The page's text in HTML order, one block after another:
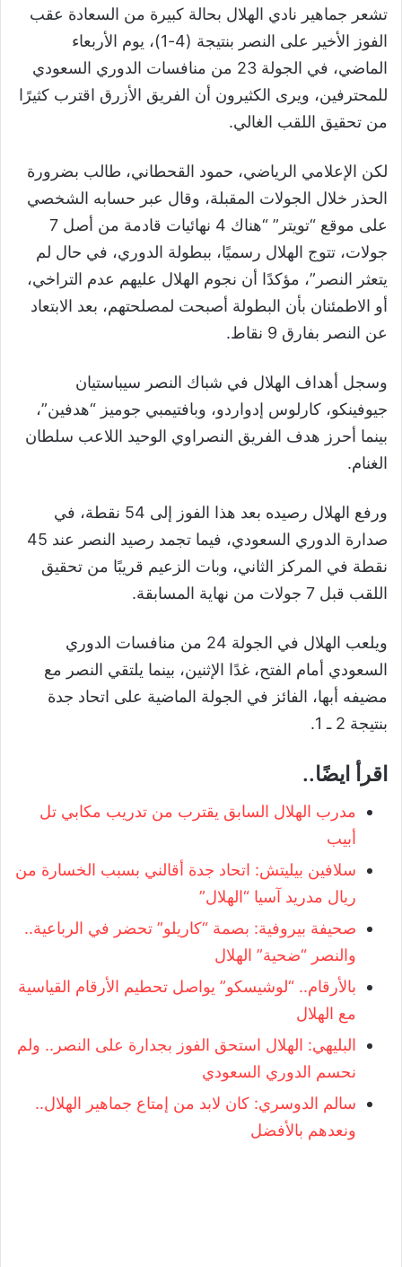
تشعر جماهير نادي الهلال بحالة كبيرة من السعادة عقب
الفوز الأخير على النصر بنتيجة (4-1)، يوم الأربعاء
الماضي، في الجولة 23 من منافسات الدوري السعودي
للمحترفين، ويرى الكثيرون أن الفريق الأزرق اقترب كثيرًا
من تحقيق اللقب الغالي.
لكن الإعلامي الرياضي، حمود القحطاني، طالب بضرورة
الحذر خلال الجولات المقبلة، وقال عبر حسابه الشخصي
على موقع “تويتر” “هناك 4 نهائيات قادمة من أصل 7
جولات، تتوج الهلال رسميًا، ببطولة الدوري، في حال لم
يتعثر النصر”، مؤكدًا أن نجوم الهلال عليهم عدم التراخي،
أو الاطمئنان بأن البطولة أصبحت لمصلحتهم، بعد الابتعاد
عن النصر بفارق 9 نقاط.
وسجل أهداف الهلال في شباك النصر سيباستيان
جيوفينكو، كارلوس إدواردو، وبافتيمبي جوميز “هدفين”،
بينما أحرز هدف الفريق النصراوي الوحيد اللاعب سلطان
الغنام.
ورفع الهلال رصيده بعد هذا الفوز إلى 54 نقطة، في
صدارة الدوري السعودي، فيما تجمد رصيد النصر عند 45
نقطة في المركز الثاني، وبات الزعيم قريبًا من تحقيق
اللقب قبل 7 جولات من نهاية المسابقة.
ويلعب الهلال في الجولة 24 من منافسات الدوري
السعودي أمام الفتح، غدًا الإثنين، بينما يلتقي النصر مع
مضيفه أبها، الفائز في الجولة الماضية على اتحاد جدة
بنتيجة 2 ـ 1.
اقرأ ايضًا..
مدرب الهلال السابق يقترب من تدريب مكابي تل
أبيب
سلافين بيليتش: اتحاد جدة أقالني بسبب الخسارة من
ريال مدريد آسيا “الهلال”
صحيفة بيروفية: بصمة “كاريلو” تحضر في الرباعية..
والنصر “ضحية” الهلال
بالأرقام.. “لوشيسكو” يواصل تحطيم الأرقام القياسية
مع الهلال
البليهي: الهلال استحق الفوز بجدارة على النصر.. ولم
نحسم الدوري السعودي
سالم الدوسري: كان لابد من إمتاع جماهير الهلال..
ونعدهم بالأفضل